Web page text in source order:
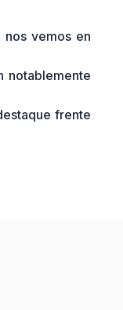
nos vemos en
notablemente
frente